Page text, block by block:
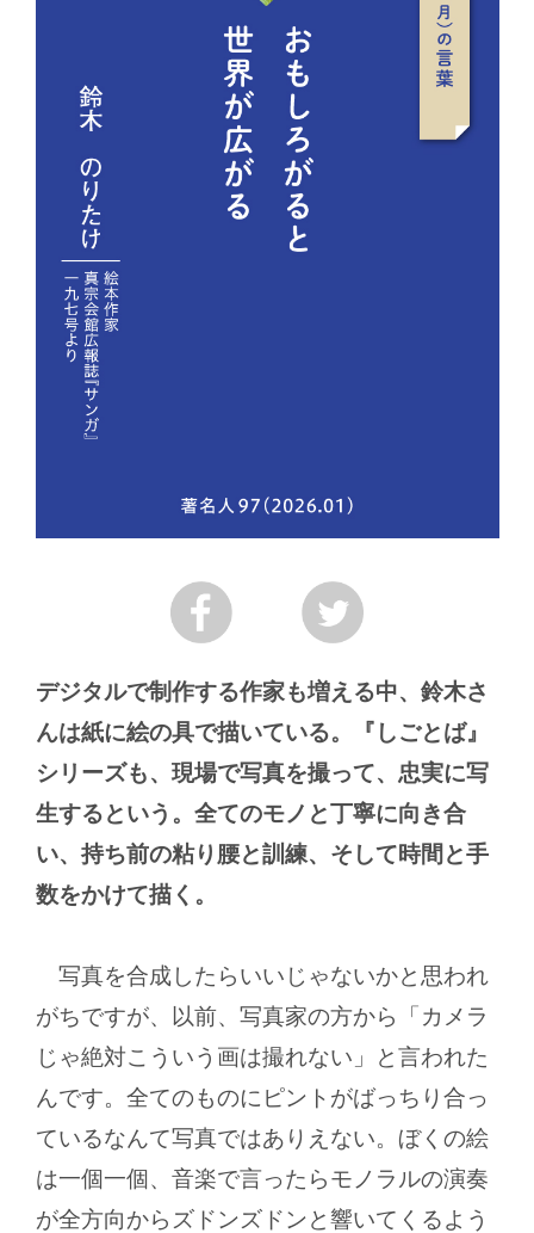
デジタルで制作する作家も増える中、鈴木さ
んは紙に絵の具で描いている。『しごとば』
シリーズも、現場で写真を撮って、忠実に写
生するという。全てのモノと丁寧に向き合
い、持ち前の粘り腰と訓練、そして時間と手
数をかけて描く。
写真を合成したらいいじゃないかと思われ
がちですが、以前、写真家の方から「カメラ
じゃ絶対こういう画は撮れない」と言われた
んです。全てのものにピントがばっちり合っ
ているなんて写真ではありえない。ぼくの絵
は一個一個、音楽で言ったらモノラルの演奏
が全方向からズドンズドンと響いてくるよう